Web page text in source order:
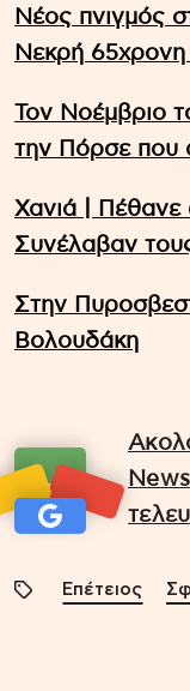
Νέος πνιγμός
Νεκρή
Τον Νοέμβριο
την Πόρσε που
Χανιά | Πέθανε
Συνέλαβαν
Στην
Βολουδάκη
Επέτειος